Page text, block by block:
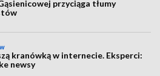
przyciąga tłumy
kranówką w internecie. Eksperci:
newsy